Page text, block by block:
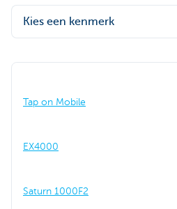
Kies een kenmerk
Tap on Mobile
EX4000
Saturn 1000F2